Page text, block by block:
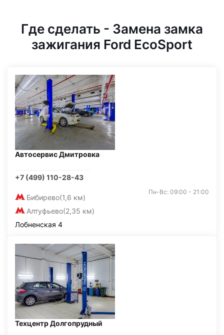
Где сделать - Замена замка
зажигания Ford EcoSport
Автосервис Дмитровка
+7 (499) 110-28-43
Бибирево(1,6 км)
Алтуфьево(2,35 км)
Пн-Вс: 09:00 - 21:00
Лобненская 4
Техцентр Долгопрудный